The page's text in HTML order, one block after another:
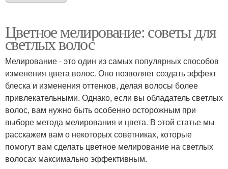
Цветное мелирование: советы для
светлых волос
Мелирование - это один из самых популярных способов
изменения цвета волос. Оно позволяет создать эффект
блеска и изменения оттенков, делая волосы более
привлекательными. Однако, если вы обладатель светлых
волос, вам нужно быть особенно осторожным при
выборе метода мелирования и цвета. В этой статье мы
расскажем вам о некоторых советниках, которые
помогут вам сделать цветное мелирование на светлых
волосах максимально эффективным.